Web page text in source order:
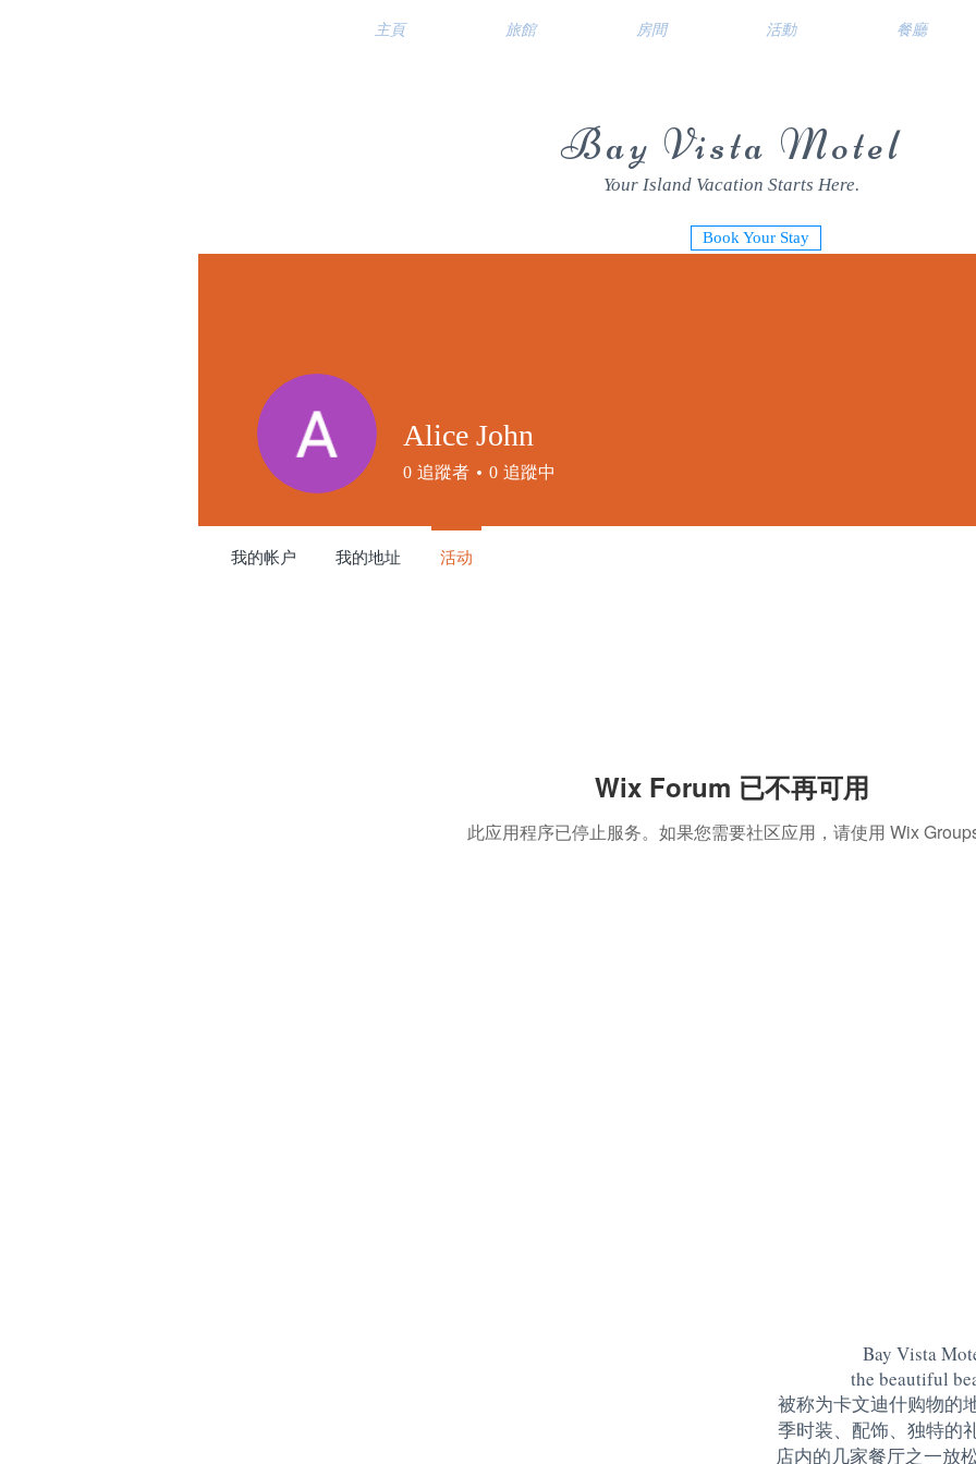
主頁 旅館 房間 活動 餐廳
Bay Vista Motel
Your Island Vacation Starts Here.
Book Your Stay
Wix Forum 已不再可用
此应用程序已停止服务。如果您需要社区应用，请使用 Wix
Alice John
0 追蹤者 0 追蹤中
我的帐户 我的地址 活动
Bay Vista
the beautiful
被称为卡文迪什购物的
季时装、配饰、独特的
店内的几家餐厅之一放